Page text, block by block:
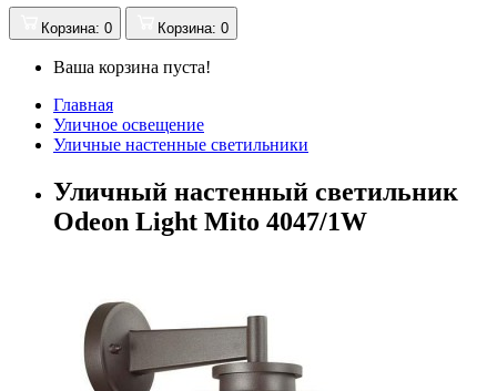
Корзина: 0 Корзина: 0
Ваша корзина пуста!
Главная
Уличное освещение
Уличные настенные светильники
Уличный настенный светильник
Odeon Light Mito 4047/1W